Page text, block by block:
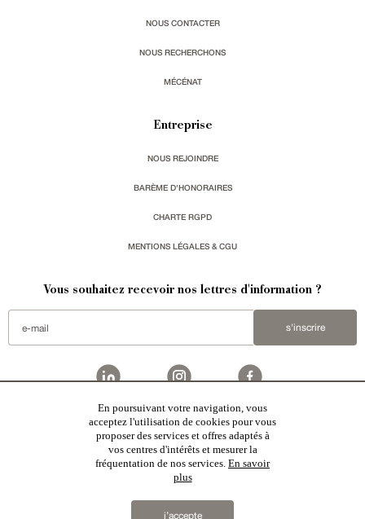
NOUS CONTACTER
NOUS RECHERCHONS
MÉCÉNAT
Entreprise
NOUS REJOINDRE
BARÈME D'HONORAIRES
CHARTE RGPD
MENTIONS LÉGALES & CGU
Vous souhaitez recevoir nos lettres d'information ?
s'inscrire
Patrice Besse est une agence immobilière basée à Paris, ayant créé un réseau national spécialisé
dans la vente de bâtiments de caractère:
demeures & maisons
appartements,Architecture du 20ème S.,monuments historiques
mas & corps de ferme,maisons de village,chalets
forêts et terres agricoles,biens avec vue sur mer,patrimoine industriel
par chacun de nos responsables régionaux enrichissent régulièrement nos offres.
En poursuivant votre navigation, vous
acceptez l'utilisation de cookies pour vous
proposer des services et offres adaptés à
vos centres d'intérêts et mesurer la
fréquentation de nos services. En savoir
plus
j’accepte